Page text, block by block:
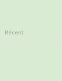
Récent